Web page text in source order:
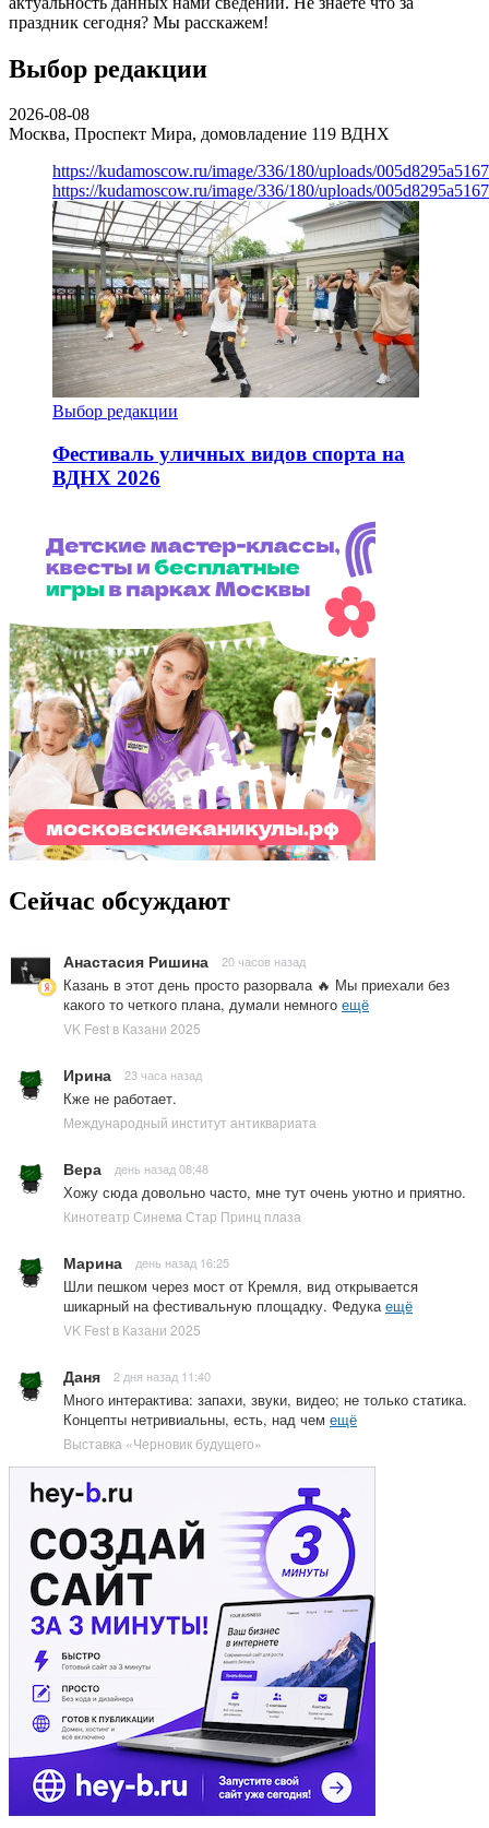
праздник сегодня? Мы расскажем!
Выбор редакции
2026-08-08
Москва, Проспект Мира, домовладение 119 ВДНХ
https://kudamoscow.ru/image/336/180/uploads/
https://kudamoscow.ru/image/336/180/uploads/
Выбор редакции
Фестиваль уличных видов спорта на
ВДНХ 2026
Сейчас обсуждают
Анастасия Ришина 20 часов назад
Казань в этот день просто разорвала 🔥 Мы приехали без
какого то четкого плана, думали немного ещё
VK Fest в Казани 2025
Ирина 23 часа назад
Кже не работает.
Международный институт антиквариата
Вера день назад 08:48
Хожу сюда довольно часто, мне тут очень уютно и приятно.
Кинотеатр Синема Стар Принц плаза
Марина день назад 16:25
Шли пешком через мост от Кремля, вид открывается
шикарный на фестивальную площадку. Федука ещё
VK Fest в Казани 2025
Даня 2 дня назад 11:40
Много интерактива: запахи, звуки, видео; не только статика.
Концепты нетривиальны, есть, над чем ещё
Выставка «Черновик будущего»